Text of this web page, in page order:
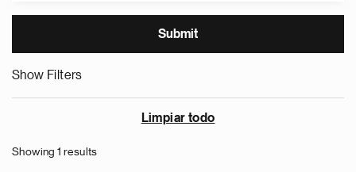
Show Filters
Limpiar todo
Showing 1 results